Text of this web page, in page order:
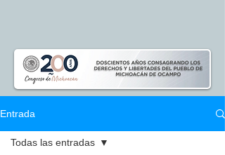
Entrada
Todas las entradas